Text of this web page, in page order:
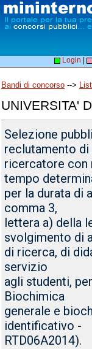
Login
Bandi di concorso -->
UNIVERSITA'
Selezione
reclutamento di
ricercatore con
tempo
per la durata di
comma 3,
lettera a) della
svolgimento di
di ricerca, di
servizio
agli studenti,
Biochimica
generale e
identificativo -
RTD06A2014).